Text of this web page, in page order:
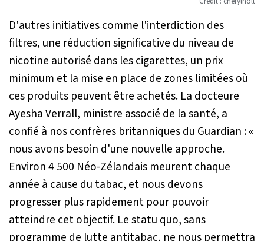
D'autres initiatives comme l'interdiction des
filtres, une réduction significative du niveau de
nicotine autorisé dans les cigarettes, un prix
minimum et la mise en place de zones limitées où
ces produits peuvent être achetés. La docteure
Ayesha Verrall, ministre associé de la santé, a
confié à nos confrères britanniques du Guardian :«
nous avons besoin d'une nouvelle approche.
Environ 4 500 Néo-Zélandais meurent chaque
année à cause du tabac, et nous devons
progresser plus rapidement pour pouvoir
atteindre cet objectif. Le statu quo, sans
programme de lutte antitabac, ne nous permettra